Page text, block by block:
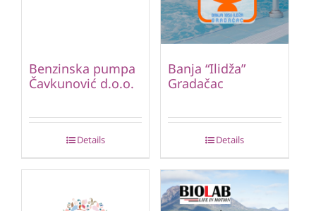
Benzinska pumpa
Čavkunović d.o.o.
Details
Banja “Ilidža”
Gradačac
Details